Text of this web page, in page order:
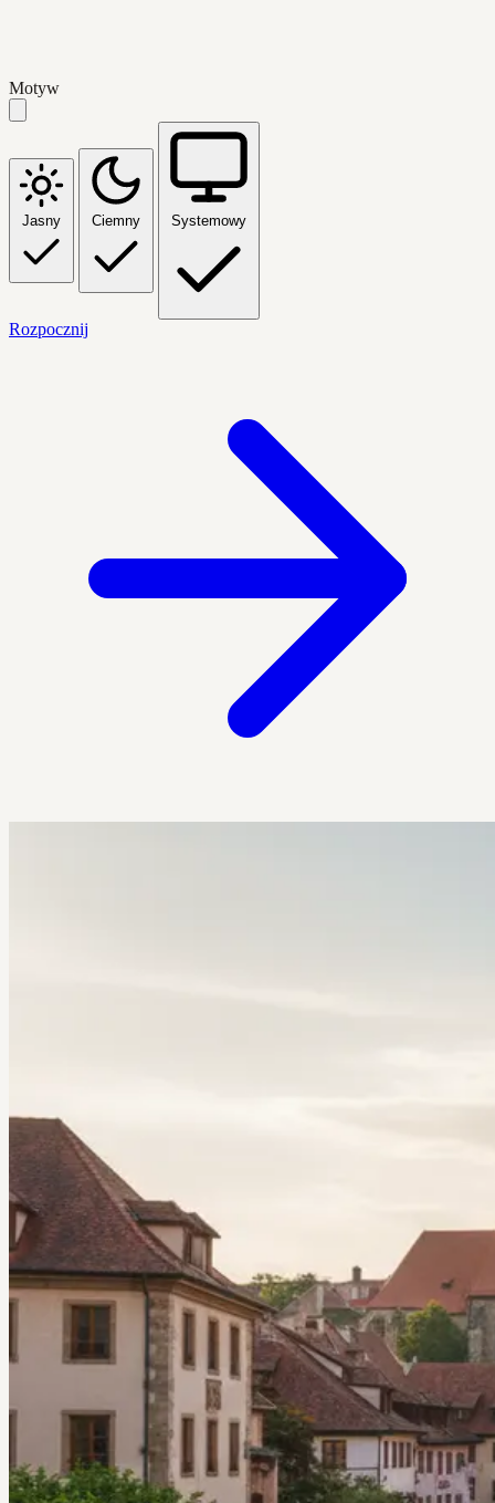
Motyw
Jasny Ciemny Systemowy
Rozpocznij